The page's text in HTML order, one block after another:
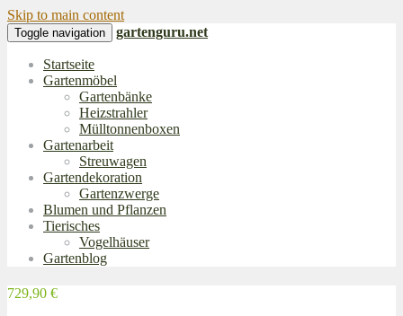
Skip to main content
Toggle navigation gartenguru.net
Startseite
Gartenmöbel
Gartenbänke
Heizstrahler
Mülltonnenboxen
Gartenarbeit
Streuwagen
Gartendekoration
Gartenzwerge
Blumen und Pflanzen
Tierisches
Vogelhäuser
Gartenblog
729,90 €